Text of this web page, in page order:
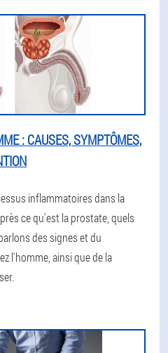
: CAUSES, SYMPTÔMES,
inflammatoires dans la
ce qu'est la prostate, quels
des signes et du
l'homme, ainsi que de la